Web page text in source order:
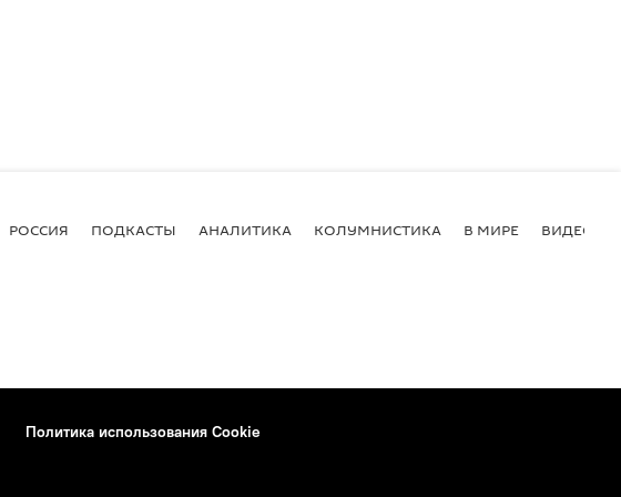
РОССИЯ ПОДКАСТЫ АНАЛИТИКА КОЛУМНИСТИКА В МИРЕ ВИДЕО
Политика использования Cookie